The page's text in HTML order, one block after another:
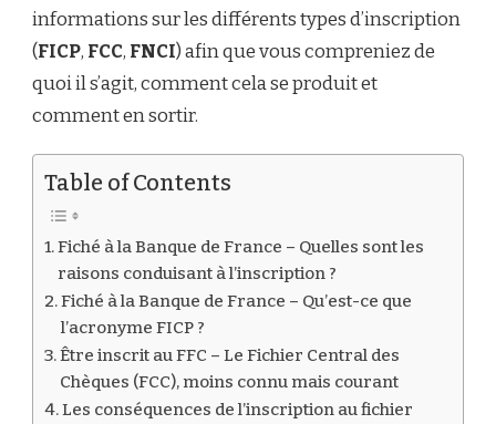
BANQUE
DE
FRANCE
OU
NON
informations sur les différents types d’inscription
(FICP, FCC, FNCI) afin que vous compreniez de
quoi il s’agit, comment cela se produit et
comment en sortir.
Table of Contents
Fiché à la Banque de France – Quelles sont les
raisons conduisant à l’inscription ?
Fiché à la Banque de France – Qu’est-ce que
l’acronyme FICP ?
Être inscrit au FFC – Le Fichier Central des
Chèques (FCC), moins connu mais courant
Les conséquences de l’inscription au fichier